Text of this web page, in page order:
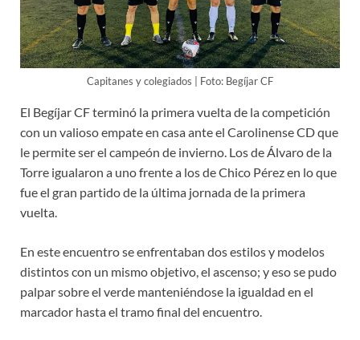
Capitanes y colegiados | Foto: Begíjar CF
El Begíjar CF terminó la primera vuelta de la competición
con un valioso empate en casa ante el Carolinense CD que
le permite ser el campeón de invierno. Los de Álvaro de la
Torre igualaron a uno frente a los de Chico Pérez en lo que
fue el gran partido de la última jornada de la primera
vuelta.
En este encuentro se enfrentaban dos estilos y modelos
distintos con un mismo objetivo, el ascenso; y eso se pudo
palpar sobre el verde manteniéndose la igualdad en el
marcador hasta el tramo final del encuentro.